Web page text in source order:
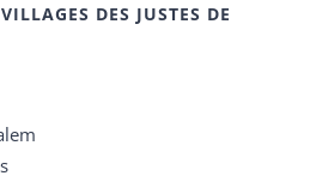
DES JUSTES DE